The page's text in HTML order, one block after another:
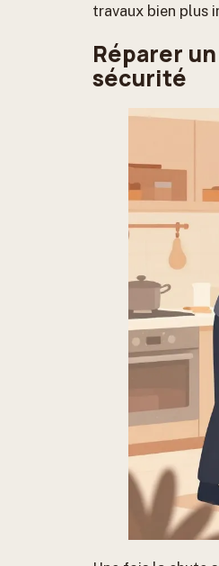
travaux bien plus
Réparer
sécurité